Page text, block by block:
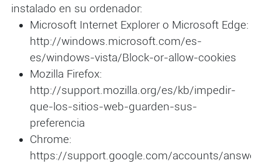
instalado en su ordenador:
Microsoft Internet Explorer o Microsoft Edge:
http://windows.microsoft.com/es-
es/windows-vista/Block-or-allow-cookies
Mozilla Firefox:
http://support.mozilla.org/es/kb/impedir-
que-los-sitios-web-guarden-sus-
preferencia
Chrome:
https://support.google.com/accounts/